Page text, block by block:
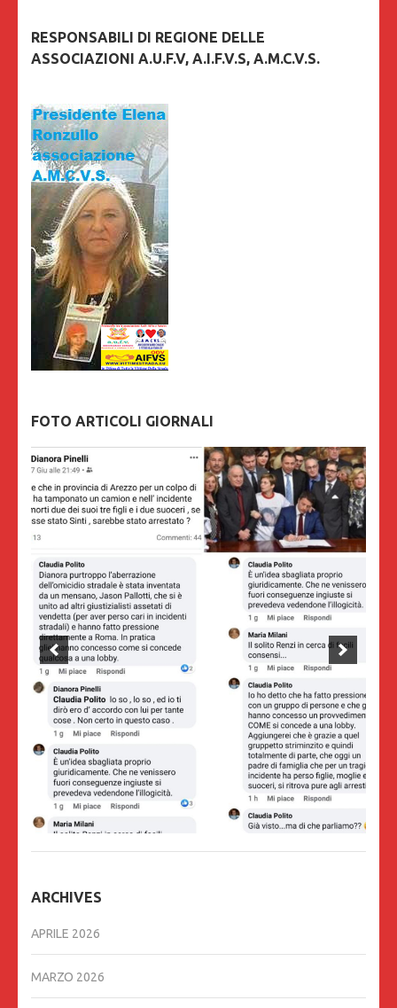
RESPONSABILI DI REGIONE DELLE
ASSOCIAZIONI A.U.F.V, A.I.F.V.S, A.M.C.V.S.
FOTO ARTICOLI GIORNALI
ARCHIVES
APRILE 2026
MARZO 2026